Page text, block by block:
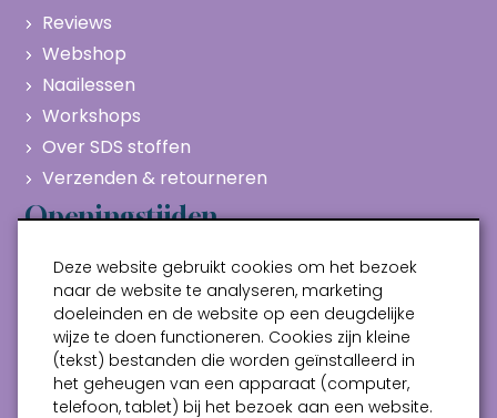
Reviews
Webshop
Naailessen
Workshops
Over SDS stoffen
Verzenden & retourneren
Openingstijden
Maandag
Gesloten
Dinsdag
10:00 - 17:00
Woensdag
10:00 - 17:00
Donderdag
10:00 - 17:00
Vrijdag
10:00 - 17:00
Deze website gebruikt cookies om het bezoek
naar de website te analyseren, marketing
doeleinden en de website op een deugdelijke
wijze te doen functioneren. Cookies zijn kleine
(tekst) bestanden die worden geïnstalleerd in
het geheugen van een apparaat (computer,
telefoon, tablet) bij het bezoek aan een website.